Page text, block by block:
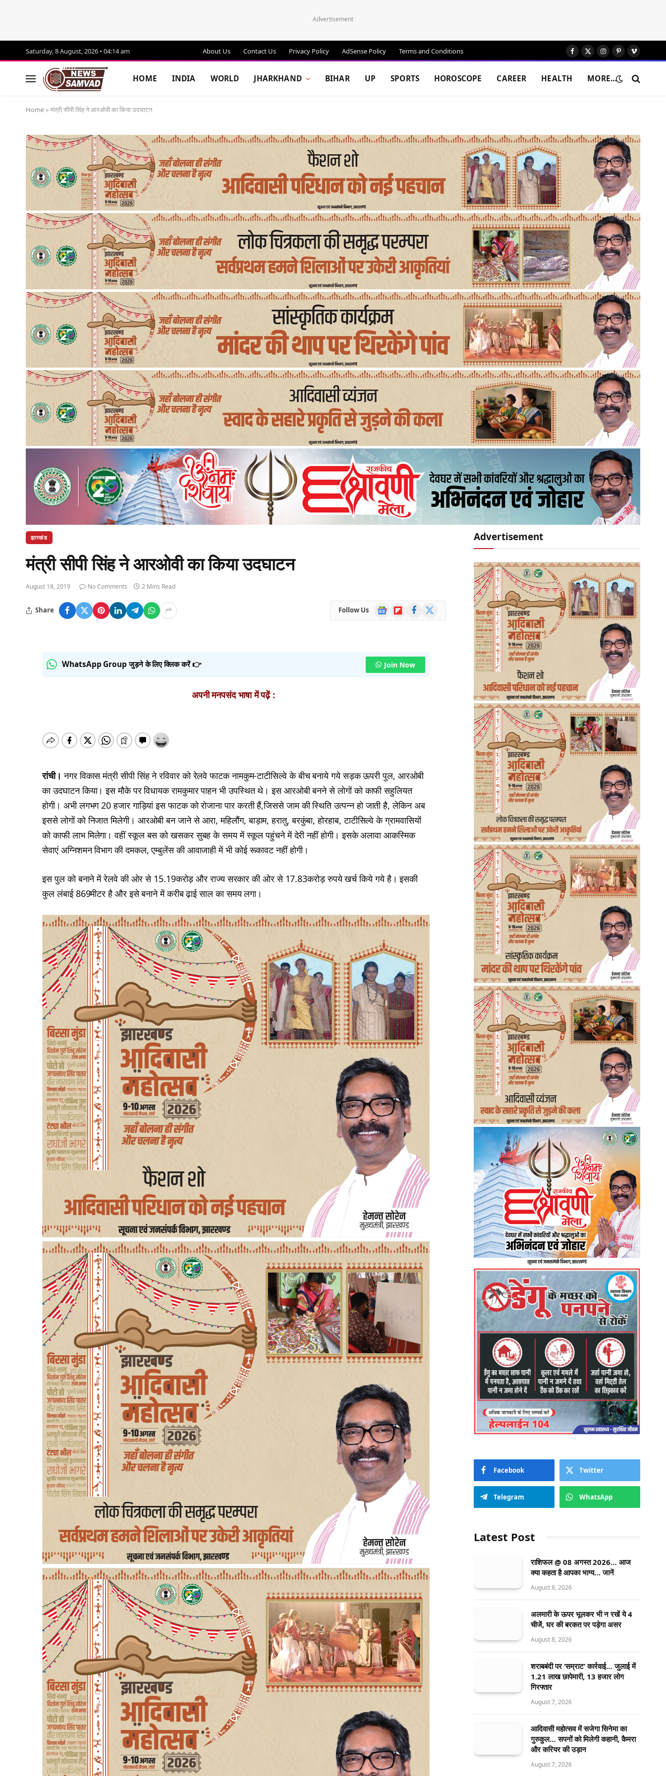
Advertisement
Saturday, 8 August, 2026 • 04:14 am About Us Contact Us Privacy Policy AdSense Policy Terms and Conditions Facebook
X
Instagram
Pinterest
Vimeo
HOME INDIA WORLD JHARKHAND BIHAR UP SPORTS HOROSCOPE CAREER HEALTH MORE…
Home » मंत्री सीपी सिंह ने आरओवी का किया उदघाटन
झारखंड
मंत्री सीपी सिंह ने आरओवी का किया उदघाटन
August 18, 2019 No Comments 2 Mins Read
Share Follow Us
Google
News
FlipboardFacebook
WhatsApp Group जुड़ने के लिए क्लिक करें 👉 Join Now
अपनी मनपसंद भाषा में पढ़ें :
रांची। नगर विकास मंत्री सीपी सिंह ने रविवार को रेलवे फाटक नामकुम-टाटीसिल्वे के बीच बनाये गये सड़क ऊपरी पुल, आरओबी
का उदघाटन किया। इस मौके पर विधायक रामकुमार पाहन भी उपस्थित थे। इस आरओबी बनने से लोगों को काफी सहुलियत
होगी। अभी लगभग 20 हजार गाड़ियां इस फाटक को रोजाना पार करती हैं,जिससे जाम की स्थिति उत्पन्न हो जाती है, लेकिन अब
इससे लोगों को निजात मिलेगी। आरओबी बन जाने से आरा, महिलौंग, बाड़ाम, हरातु, बरकुंबा, होरहाब, टाटीसिल्वे के ग्रामवासियों
को काफी लाभ मिलेगा। वहीं स्कूल बस को खसकर सुबह के समय में स्कूल पहुंचने में देरी नहीं होगी। इसके अलावा आकस्मिक
सेवाएं अग्निशमन विभाग की दमकल, एम्बुलेंस की आवाजाही में भी कोई रूकावट नहीं होगी।
इस पुल को बनाने में रेलवे की ओर से 15.19करोड़ और राज्य सरकार की ओर से 17.83करोड़ रुपये खर्च किये गये है। इसकी
कुल लंबाई 869मीटर है और इसे बनाने में करीब ढ़ाई साल का समय लगा।
Advertisement
Facebook Twitter
Telegram WhatsApp
Latest Post
राशिफल @ 08 अगस्त 2026… आज
क्या कहता है आपका भाग्य… जानें
August 8, 2026
अलमारी के ऊपर भूलकर भी न रखें ये 4
चीजें, घर की बरकत पर पड़ेगा असर
August 8, 2026
शराबबंदी पर ‘सम्राट’ कार्रवाई… जुलाई में
1.21 लाख छापेमारी, 13 हजार लोग
गिरफ्तार
August 7, 2026
आदिवासी महोत्सव में सजेगा सिनेमा का
गुरुकुल… सपनों को मिलेगी कहानी, कैमरा
और करियर की उड़ान
August 7, 2026